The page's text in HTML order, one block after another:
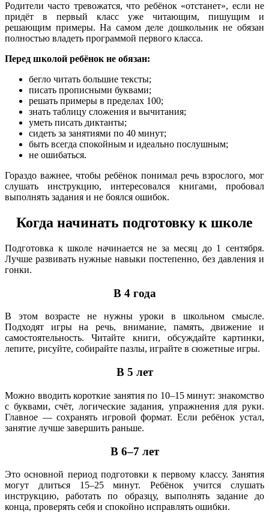
Родители часто тревожатся, что ребёнок «отстанет», если не
придёт в первый класс уже читающим, пишущим и
решающим примеры. На самом деле дошкольник не обязан
полностью владеть программой первого класса.
Перед школой ребёнок не обязан:
бегло читать большие тексты;
писать прописными буквами;
решать примеры в пределах 100;
знать таблицу сложения и вычитания;
уметь писать диктанты;
сидеть за занятиями по 40 минут;
быть всегда спокойным и идеально послушным;
не ошибаться.
Гораздо важнее, чтобы ребёнок понимал речь взрослого, мог
слушать инструкцию, интересовался книгами, пробовал
выполнять задания и не боялся ошибок.
Когда начинать подготовку к школе
Подготовка к школе начинается не за месяц до 1 сентября.
Лучше развивать нужные навыки постепенно, без давления и
гонки.
В 4 года
В этом возрасте не нужны уроки в школьном смысле.
Подходят игры на речь, внимание, память, движение и
самостоятельность. Читайте книги, обсуждайте картинки,
лепите, рисуйте, собирайте пазлы, играйте в сюжетные игры.
В 5 лет
Можно вводить короткие занятия по 10–15 минут: знакомство
с буквами, счёт, логические задания, упражнения для руки.
Главное — сохранять игровой формат. Если ребёнок устал,
занятие лучше завершить раньше.
В 6–7 лет
Это основной период подготовки к первому классу. Занятия
могут длиться 15–25 минут. Ребёнок учится слушать
инструкцию, работать по образцу, выполнять задание до
конца, проверять себя и спокойно исправлять ошибки.